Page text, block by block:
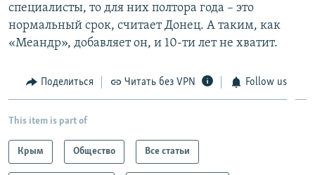
специалисты, то для них полтора года – это
нормальный срок, считает Донец. А таким, как
«Меандр», добавляет он, и 10-ти лет не хватит.
Поделиться Читать без VPN Follow us
This item is part of
Крым Общество Все статьи